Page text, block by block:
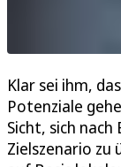
Klar sei ihm,
Potenziale
Sicht, sich
Zielszenario zu